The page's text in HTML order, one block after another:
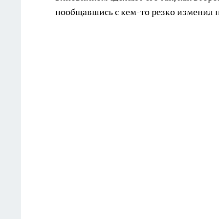
пообщавшись с кем-то резко изменил